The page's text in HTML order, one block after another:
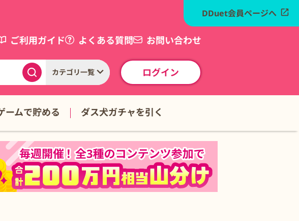
ご利用ガイド よくある質問 お問い合わせ
カテゴリ一覧 ログイン
DDuet会員ページへ
ームで貯める ダス犬ガチャを引く